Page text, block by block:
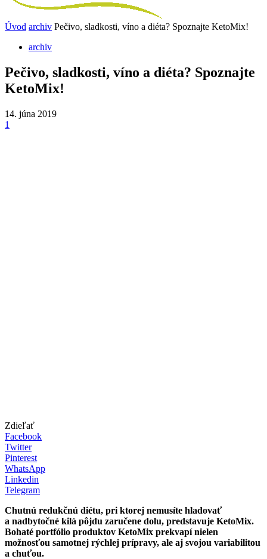
Úvod archiv Pečivo, sladkosti, víno a diéta? Spoznajte KetoMix!
archiv
Pečivo, sladkosti, víno a diéta? Spoznajte
KetoMix!
14. júna 2019
1
Zdieľať
Facebook
Twitter
Pinterest
WhatsApp
Linkedin
Telegram
Chutnú redukčnú diétu, pri ktorej nemusíte hladovať
a nadbytočné kilá pôjdu zaručene dolu, predstavuje KetoMix.
Bohaté portfólio produktov KetoMix prekvapí nielen
možnosťou samotnej rýchlej prípravy, ale aj svojou variabilitou
a chuťou.